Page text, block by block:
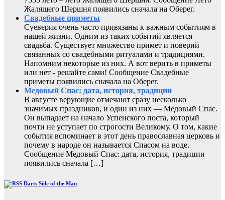
Жалящего Шершня появились сначала на Оберег.
Свадебные приметы
Суеверия очень часто привязаны к важным событиям в
нашей жизни. Одним из таких событий является
свадьба. Существует множество примет и поверий
связанных со свадебными ритуалами и традициями.
Напомним некоторые из них. А вот верить в приметы
или нет - решайте сами! Сообщение Свадебные
приметы появились сначала на Оберег.
Медовый Спас: дата, история, традиции
В августе верующие отмечают сразу несколько
значимых праздников, и один из них — Медовый Спас.
Он выпадает на начало Успенского поста, который
почти не уступает по строгости Великому. О том, какие
события вспоминает в этот день православная церковь и
почему в народе он называется Спасом на воде.
Сообщение Медовый Спас: дата, история, традиции
появились сначала […]
Darts Side of the Man